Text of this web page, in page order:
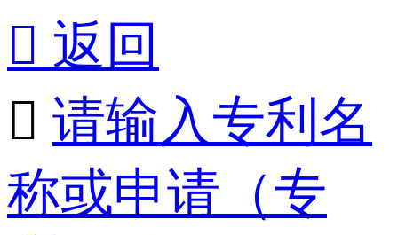
 返回
 请输入专利名
称或申请（专